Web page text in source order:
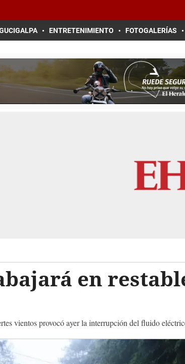
ENTRETENIMIENTO FOTOGALERÍAS
en
vientos provocó ayer la interrupción del fluido